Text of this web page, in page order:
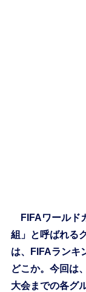
FIFAワールド
組」と呼ばれる
は、FIFAランキ
どこか。今回は
大会までの各グ